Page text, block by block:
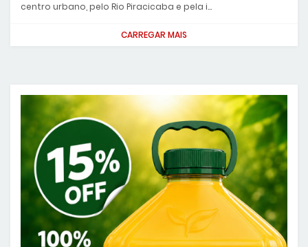
centro urbano, pelo Rio Piracicaba e pela i…
CARREGAR MAIS